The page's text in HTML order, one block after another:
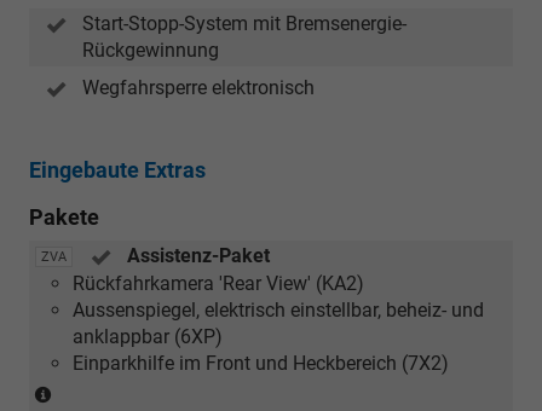
Start-Stopp-System mit Bremsenergie-
Rückgewinnung
Wegfahrsperre elektronisch
Eingebaute Extras
Pakete
ZVA
Assistenz-Paket
Rückfahrkamera 'Rear View' (KA2)
Aussenspiegel, elektrisch einstellbar, beheiz- und
anklappbar (6XP)
Einparkhilfe im Front und Heckbereich (7X2)